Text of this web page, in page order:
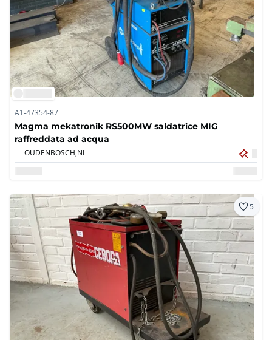
A1-47354-87
Magma mekatronik RS500MW saldatrice MIG
raffreddata ad acqua
OUDENBOSCH,NL
5